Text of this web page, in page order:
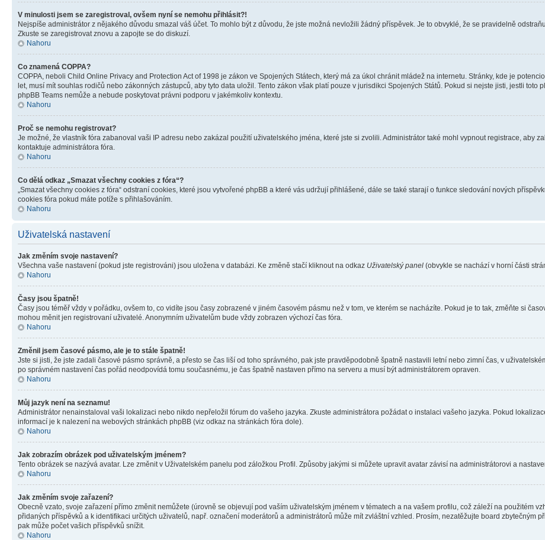
V minulosti jsem se zaregistroval, ovšem nyní se nemohu přihlásit?!
Nejspíše administrátor z nějakého důvodu smazal váš účet. To mohlo být z důvodu, že jste možná nevložili žádný příspěvek. Je to obvyklé, že se pravidelně
Zkuste se zaregistrovat znovu a zapojte se do diskuzí.
Nahoru
Co znamená COPPA?
COPPA, neboli Child Online Privacy and Protection Act of 1998 je zákon ve Spojených Státech, který má za úkol chránit mládež na internetu. Stránky, kde je
let, musí mít souhlas rodičů nebo zákonných zástupců, aby tyto data uložil. Tento zákon však platí pouze v jurisdikci Spojených Států. Pokud si nejste jisti, jestli toto
phpBB Teams nemůže a nebude poskytovat právni podporu v jakémkoliv kontextu.
Nahoru
Proč se nemohu registrovat?
Je možné, že vlastník fóra zabanoval vaši IP adresu nebo zakázal použití uživatelského jména, které jste si zvolili. Administrátor také mohl vypnout registrace, aby
kontaktuje administrátora fóra.
Nahoru
Co dělá odkaz „Smazat všechny cookies z fóra“?
„Smazat všechny cookies z fóra“ odstraní cookies, které jsou vytvořené phpBB a které vás udržují přihlášené, dále se také starají o funkce sledování nových
cookies fóra pokud máte potíže s přihlašováním.
Nahoru
Uživatelská nastavení
Jak změním svoje nastavení?
Všechna vaše nastavení (pokud jste registrováni) jsou uložena v databázi. Ke změně stačí kliknout na odkaz Uživatelský panel (obvykle se nachází v horní části
Nahoru
Časy jsou špatně!
Časy jsou téměř vždy v pořádku, ovšem to, co vidíte jsou časy zobrazené v jiném časovém pásmu než v tom, ve kterém se nacházíte. Pokud je to tak, změňte si
mohou měnit jen registrovaní uživatelé. Anonymním uživatelům bude vždy zobrazen výchozí čas fóra.
Nahoru
Změnil jsem časové pásmo, ale je to stále špatně!
Jste si jisti, že jste zadali časové pásmo správně, a přesto se čas liší od toho správného, pak jste pravděpodobně špatně nastavili letní nebo zimní čas, v
po správném nastavení čas pořád neodpovídá tomu současnému, je čas špatně nastaven přímo na serveru a musí být administrátorem opraven.
Nahoru
Můj jazyk není na seznamu!
Administrátor nenainstaloval vaši lokalizaci nebo nikdo nepřeložil fórum do vašeho jazyka. Zkuste administrátora požádat o instalaci vašeho jazyka. Pokud
informací je k nalezení na webových stránkách phpBB (viz odkaz na stránkách fóra dole).
Nahoru
Jak zobrazím obrázek pod uživatelským jménem?
Tento obrázek se nazývá avatar. Lze změnit v Uživatelském panelu pod záložkou Profil. Způsoby jakými si můžete upravit avatar závisí na administrátorovi a
Nahoru
Jak změním svoje zařazení?
Obecně vzato, svoje zařazení přímo změnit nemůžete (úrovně se objevují pod vaším uživatelským jménem v tématech a na vašem profilu, což záleží na použitém
přidaných příspěvků a k identifikaci určitých uživatelů, např. označení moderátorů a administrátorů může mít zvláštní vzhled. Prosím, nezatěžujte board zbytečným
pak může počet vašich příspěvků snížit.
Nahoru